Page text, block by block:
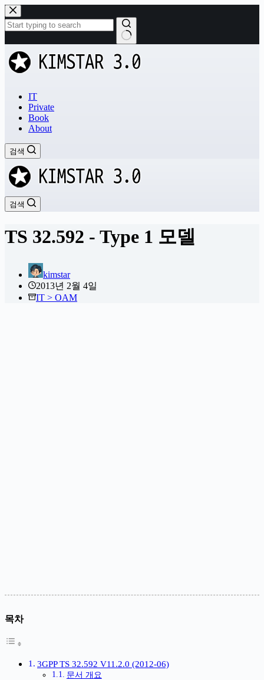
본
문
으
로
건
너
과
없
IT
Private
Book
About
검색
검색
TS 32.592 - Type 1 모델
kimstar
2013년 2월 4일
IT > OAM
목차
3GPP TS 32.592 V11.2.0 (2012-06)
문서 개요